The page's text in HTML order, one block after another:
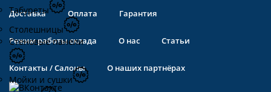
Доставка Оплата Гарантия
Режим работы склада О нас Статьи
Контакты / Салоны О наших партнёрах
Табуреты
Столешницы
Стеновые панели
Мойки и сушки